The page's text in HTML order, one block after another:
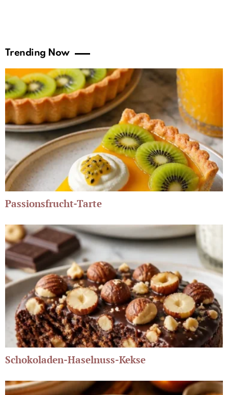
Trending Now
Passionsfrucht-Tarte
Schokoladen-Haselnuss-Kekse